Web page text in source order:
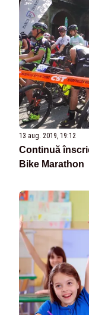
13 aug. 2019, 19:12
Continuă
Bike Marathon